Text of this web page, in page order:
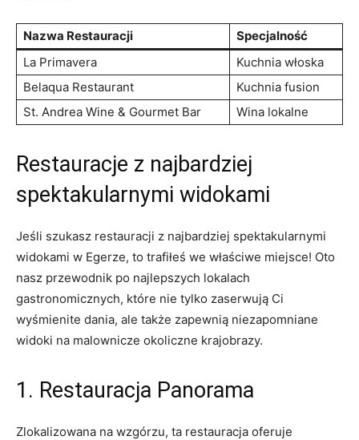
Nazwa⁤ Restauracji
Specjalność
La ⁤Primavera
Kuchnia ⁤włoska
Belaqua Restaurant
Kuchnia fusion
St. Andrea Wine &⁣ Gourmet Bar
Wina‌ lokalne
Restauracje z najbardziej
spektakularnymi widokami
Jeśli ⁤szukasz restauracji⁣ z‌ najbardziej spektakularnymi‍
widokami⁤ w⁤ Egerze, to trafiłeś we właściwe miejsce! Oto
nasz ​przewodnik ‍po najlepszych lokalach
gastronomicznych, które nie tylko zaserwują Ci
wyśmienite ‍dania, ale także zapewnią​ niezapomniane
widoki ⁤na malownicze okoliczne krajobrazy.
1. Restauracja Panorama
Zlokalizowana na wzgórzu, ⁢ta restauracja oferuje‌